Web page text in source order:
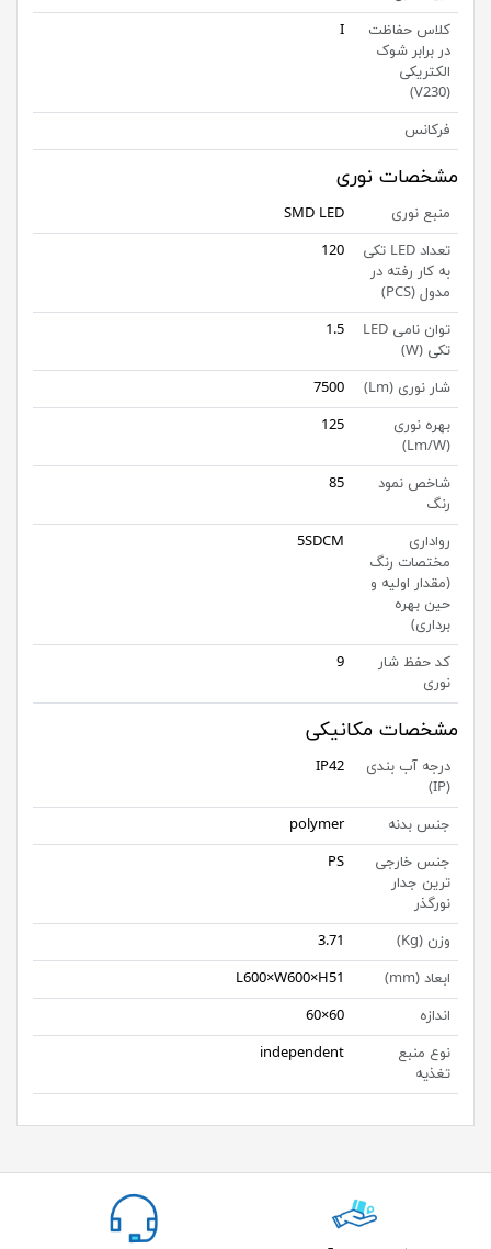
کلاس حفاظت
در برابر شوک
الکتریکی
(V230)
I
فرکانس
مشخصات نوری
منبع نوری
SMD LED
تعداد LED تکی
به کار رفته در
مدول (PCS)
120
توان نامی LED
تکی (W)
1.5
شار نوری (Lm)
7500
بهره نوری
(Lm/W)
125
شاخص نمود
رنگ
85
رواداری
مختصات رنگ
(مقدار اولیه و
حین بهره
برداری)
5SDCM
کد حفظ شار
نوری
9
مشخصات مکانیکی
درجه آب بندی
(IP)
IP42
جنس بدنه
polymer
جنس خارجی
ترین جدار
نورگذر
PS
وزن (Kg)
3.71
ابعاد (mm)
L600×W600×H51
اندازه
60×60
نوع منبع
تغذیه
independent